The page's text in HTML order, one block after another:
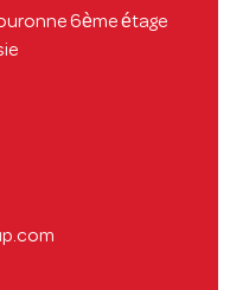
6ème étage